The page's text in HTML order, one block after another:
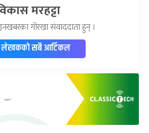
मरहट्टा
गोरखा संवाददाता हुन् ।
लेखकको सबै आर्टिकल